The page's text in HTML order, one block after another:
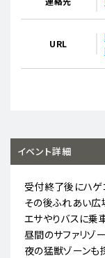
URL
イベント詳細
受付終了後にハゲ
その後ふれあい
エサやりバスに乗
昼間のサファリゾ
夜の猛獣ゾーンも